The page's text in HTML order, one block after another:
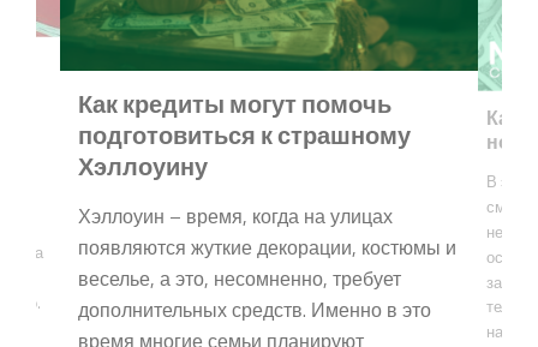
Как кредиты могут помочь
подготовиться к страшному
Хэллоуину
Хэллоуин – время, когда на улицах
появляются жуткие декорации, костюмы и
веселье, а это, несомненно, требует
дополнительных средств. Именно в это
время многие семьи планируют
Как
В
нашу